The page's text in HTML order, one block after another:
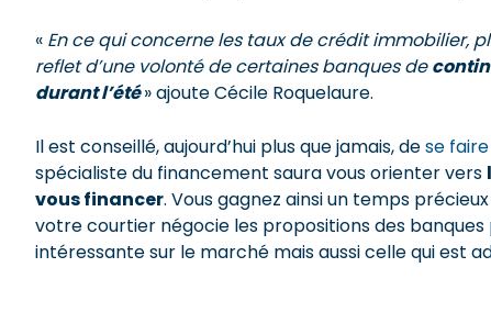
« En ce qui concerne les taux de crédit immobilier,
reflet d’une volonté de certaines banques de
durant l’été» ajoute Cécile Roquelaure.
Il est conseillé, aujourd’hui plus que jamais, dese
spécialiste du financement saura vous orienter vers
vous financer. Vous gagnez ainsi un temps
votre courtier négocie les propositions des banques
intéressante sur le marché mais aussi celle qui est